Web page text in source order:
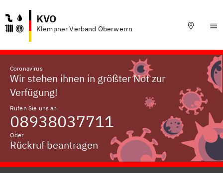
KVO
Klempner Verband Oberwerrn
Coronavirus
Wir stehen ihnen in größter Not zur
Verfügung!
Rufen Sie uns an
08938037711
Oder
Rückruf beantragen